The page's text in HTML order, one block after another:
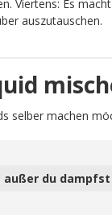
Viertens: Es
auszutauschen.
selber machen
außer du